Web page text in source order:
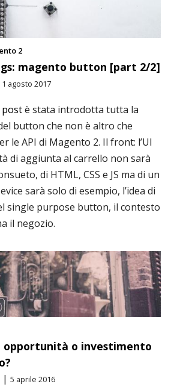
2
magento button [part 2/2]
1 agosto 2017
postè stata introdotta tutta la
button che non è altro che
le API di Magento 2. Il front: l’UI
di aggiunta al carrello non sarà
di HTML, CSS e JS ma di un
sarà solo di esempio, l’idea di
single purpose button, il contesto
il negozio.
opportunità o investimento
| 5 aprile 2016